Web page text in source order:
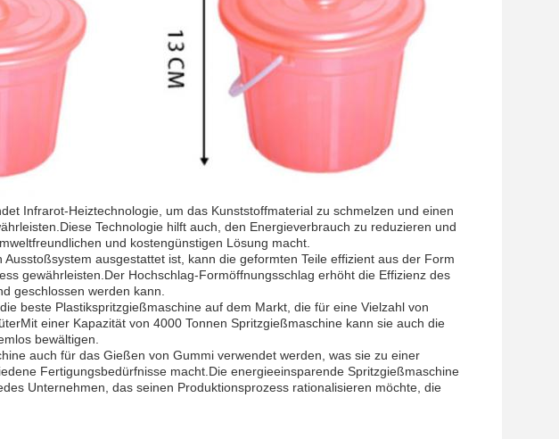
Infrarot-Heiztechnologie, um das Kunststoffmaterial zu schmelzen und einen
Technologie hilft auch, den Energieverbrauch zu reduzieren und
und kostengünstigen Lösung macht.
ausgestattet ist, kann die geformten Teile effizient aus der Form
gewährleisten.Der Hochschlag-Formöffnungsschlag erhöht die Effizienz des
geschlossen werden kann.
beste Plastikspritzgießmaschine auf dem Markt, die für eine Vielzahl von
einer Kapazität von 4000 Tonnen Spritzgießmaschine kann sie auch die
bewältigen.
auch für das Gießen von Gummi verwendet werden, was sie zu einer
Fertigungsbedürfnisse macht.Die energieeinsparende Spritzgießmaschine
Unternehmen, das seinen Produktionsprozess rationalisieren möchte, die